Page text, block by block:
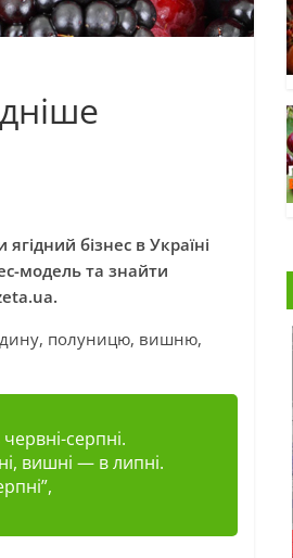
бізнес в Україні
модель та знайти
полуницю, вишню,
серпні.
вишні — в липні.